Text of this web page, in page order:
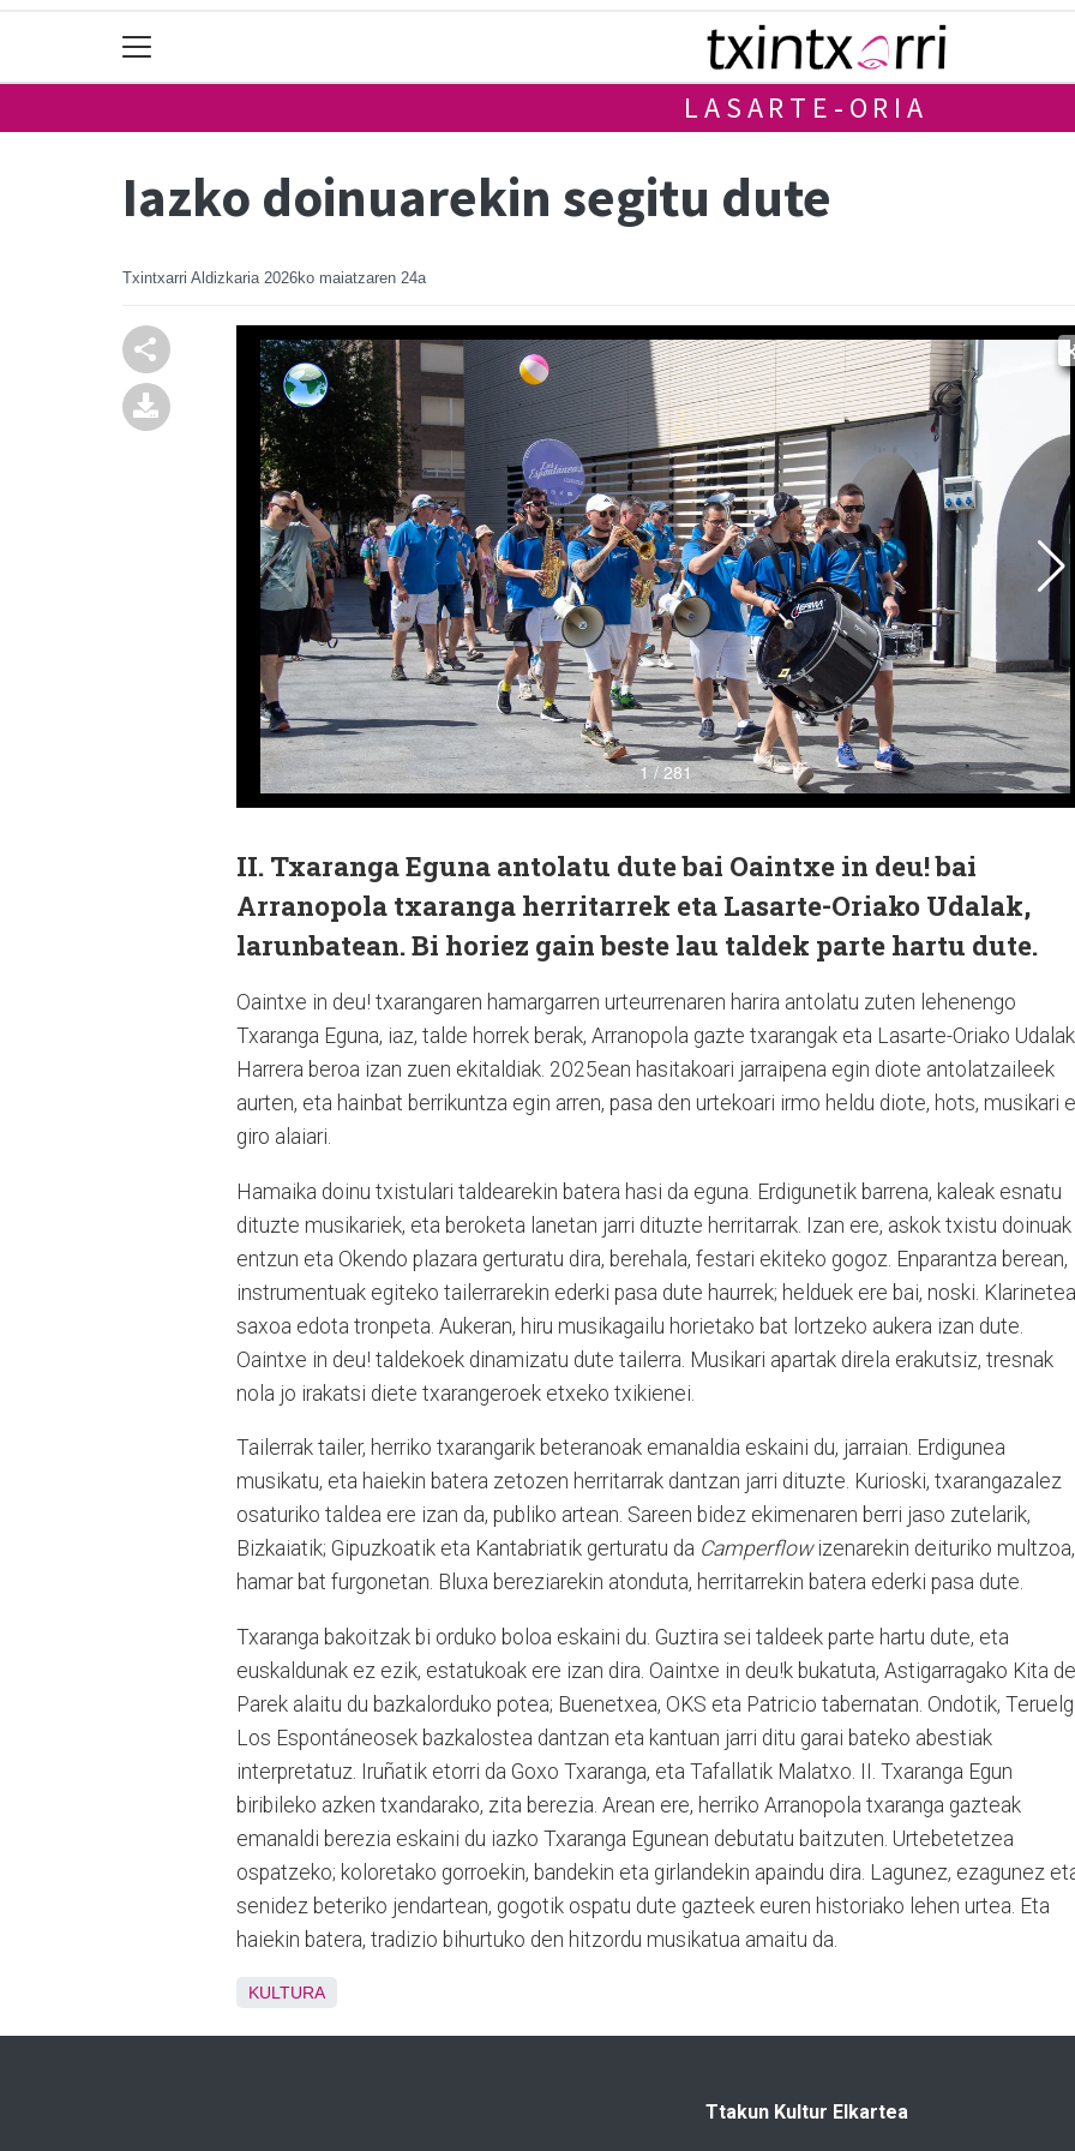
LASARTE-ORIA
Iazko doinuarekin segitu dute
Txintxarri Aldizkaria 2026ko maiatzaren 24a
II. Txaranga Eguna antolatu dute bai Oaintxe in deu! bai
Arranopola txaranga herritarrek eta Lasarte-Oriako Udalak,
larunbatean. Bi horiez gain beste lau taldek parte hartu dute.
Oaintxe in deu! txarangaren hamargarren urteurrenaren harira antolatu zuten lehenengo
Txaranga Eguna, iaz, talde horrek berak, Arranopola gazte txarangak eta Lasarte-Oriako
Harrera beroa izan zuen ekitaldiak. 2025ean hasitakoari jarraipena egin diote antolatzaileek
aurten, eta hainbat berrikuntza egin arren, pasa den urtekoari irmo heldu diote, hots, musikari
giro alaiari.
Hamaika doinu txistulari taldearekin batera hasi da eguna. Erdigunetik barrena, kaleak esnatu
dituzte musikariek, eta beroketa lanetan jarri dituzte herritarrak. Izan ere, askok txistu doinuak
entzun eta Okendo plazara gerturatu dira, berehala, festari ekiteko gogoz. Enparantza berean,
instrumentuak egiteko tailerrarekin ederki pasa dute haurrek; helduek ere bai, noski.
saxoa edota tronpeta. Aukeran, hiru musikagailu horietako bat lortzeko aukera izan dute.
Oaintxe in deu! taldekoek dinamizatu dute tailerra. Musikari apartak direla erakutsiz, tresnak
nola jo irakatsi diete txarangeroek etxeko txikienei.
Tailerrak tailer, herriko txarangarik beteranoak emanaldia eskaini du, jarraian. Erdigunea
musikatu, eta haiekin batera zetozen herritarrak dantzan jarri dituzte. Kurioski, txarangazalez
osaturiko taldea ere izan da, publiko artean. Sareen bidez ekimenaren berri jaso zutelarik,
Bizkaiatik; Gipuzkoatik eta Kantabriatik gerturatu da Camperflowizenarekin deituriko multzoa,
hamar bat furgonetan. Bluxa bereziarekin atonduta, herritarrekin batera ederki pasa dute.
Txaranga bakoitzak bi orduko boloa eskaini du. Guztira sei taldeek parte hartu dute, eta
euskaldunak ez ezik, estatukoak ere izan dira. Oaintxe in deu!k bukatuta, Astigarragako Kita del
Parek alaitu du bazkalorduko potea; Buenetxea, OKS eta Patricio tabernatan. Ondotik,
Los Espontáneosek bazkalostea dantzan eta kantuan jarri ditu garai bateko abestiak
interpretatuz. Iruñatik etorri da Goxo Txaranga, eta Tafallatik Malatxo. II. Txaranga Egun
biribileko azken txandarako, zita berezia. Arean ere, herriko Arranopola txaranga gazteak
emanaldi berezia eskaini du iazko Txaranga Egunean debutatu baitzuten. Urtebetetzea
ospatzeko; koloretako gorroekin, bandekin eta girlandekin apaindu dira. Lagunez, ezagunez
senidez beteriko jendartean, gogotik ospatu dute gazteek euren historiako lehen urtea. Eta
haiekin batera, tradizio bihurtuko den hitzordu musikatua amaitu da.
KULTURA
Ttakun Kultur Elkartea